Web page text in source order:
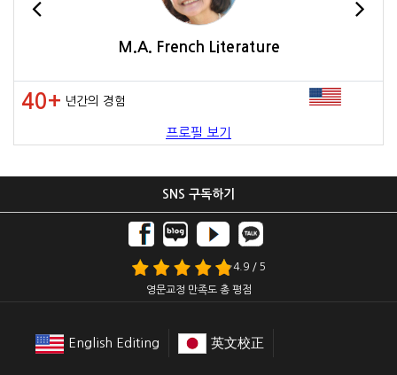
M.A. French Literature
40+ 년간의 경험
프로필 보기
SNS 구독하기
4.9 / 5
영문교정 만족도 총 평점
English Editing 英文校正